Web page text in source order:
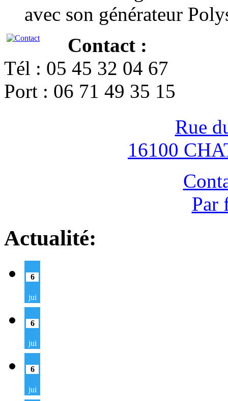
avec son générateur
Contact :
Tél : 05 45 32 04 67
Port : 06 71 49 35 15
Rue
16100
Par
Actualité:
6
jui
6
jui
6
jui